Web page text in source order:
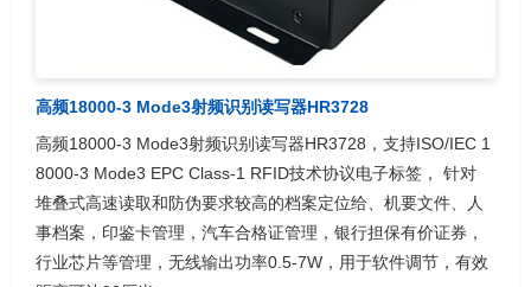
高频18000-3 Mode3射频识别读写器HR3728
高频18000-3 Mode3射频识别读写器HR3728，支持ISO/IEC 1
8000-3 Mode3 EPC Class-1 RFID技术协议电子标签， 针对
堆叠式高速读取和防伪要求较高的档案定位给、机要文件、人
事档案，印鉴卡管理，汽车合格证管理，银行担保有价证券，
行业芯片等管理，无线输出功率0.5-7W，用于软件调节，有效